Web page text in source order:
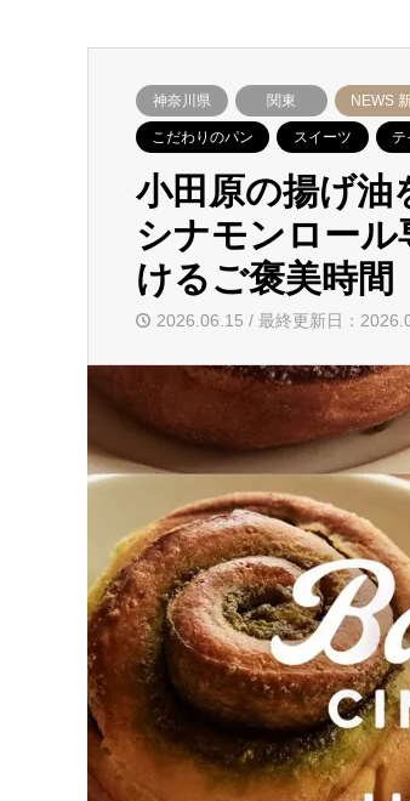
神奈川県 関東 NEWS
こだわりのパン スイーツ テ
小田原の揚げ油
シナモンロール
けるご褒美時間
2026.06.15 / 最終更新日：